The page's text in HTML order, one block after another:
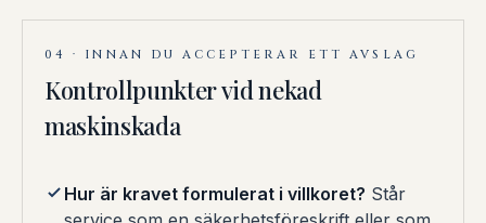
04 · INNAN DU ACCEPTERAR ETT AVSLAG
Kontrollpunkter vid nekad
maskinskada
Hur är kravet formulerat i villkoret? Står